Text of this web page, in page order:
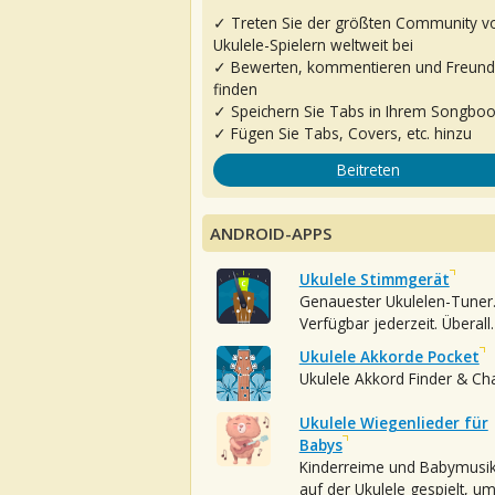
✓ Treten Sie der größten Community
Ukulele-Spielern weltweit bei
✓ Bewerten, kommentieren und
finden
✓ Speichern Sie Tabs in Ihrem
✓ Fügen Sie Tabs, Covers, etc. hinzu
Beitreten
ANDROID-APPS
Ukulele Stimmgerät
Genauester Ukulelen-Tuner.
Verfügbar jederzeit. Überall.
Ukulele Akkorde Pocket
Ukulele Akkord Finder &
Ukulele Wiegenlieder für
Babys
Kinderreime und
auf der Ukulele gespielt, um